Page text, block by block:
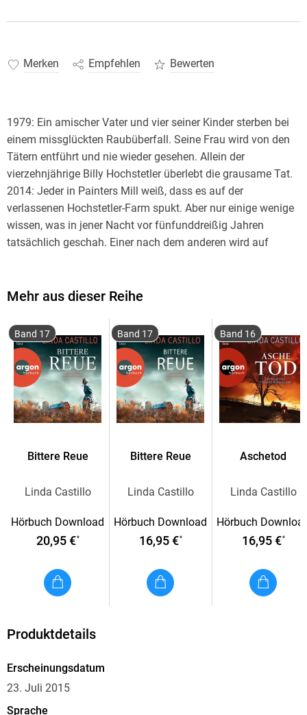
Merken Empfehlen Bewerten
1979: Ein amischer Vater und vier seiner Kinder sterben bei
einem missglückten Raubüberfall. Seine Frau wird von den
Tätern entführt und nie wieder gesehen. Allein der
vierzehnjährige Billy Hochstetler überlebt die grausame Tat.
2014: Jeder in Painters Mill weiß, dass es auf der
verlassenen Hochstetler-Farm spukt. Aber nur einige wenige
wissen, was in jener Nacht vor fünfunddreißig Jahren
tatsächlich geschah. Einer nach dem anderen wird auf
Mehr aus dieser Reihe
Band 17
Bittere Reue
Linda Castillo
Hörbuch Download
20,95 €*
Band 17
Bittere Reue
Linda Castillo
Hörbuch Download
16,95 €*
Band 16
Aschetod
Linda Castillo
Hörbuch
16,95 €*
Produktdetails
Erscheinungsdatum
23. Juli 2015
Sprache